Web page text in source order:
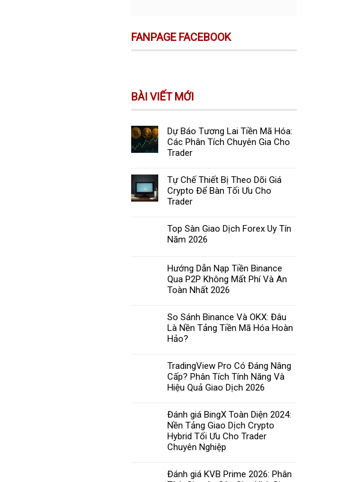
FANPAGE FACEBOOK
BÀI VIẾT MỚI
Dự Báo Tương Lai Tiền Mã Hóa:
Các Phân Tích Chuyên Gia Cho
Trader
Tự Chế Thiết Bị Theo Dõi Giá
Crypto Để Bàn Tối Ưu Cho
Trader
Top Sàn Giao Dịch Forex Uy Tín
Năm 2026
Hướng Dẫn Nạp Tiền Binance
Qua P2P Không Mất Phí Và An
Toàn Nhất 2026
So Sánh Binance Và OKX: Đâu
Là Nền Tảng Tiền Mã Hóa Hoàn
Hảo?
TradingView Pro Có Đáng Nâng
Cấp? Phân Tích Tính Năng Và
Hiệu Quả Giao Dịch 2026
Đánh giá BingX Toàn Diện 2024:
Nền Tảng Giao Dịch Crypto
Hybrid Tối Ưu Cho Trader
Chuyên Nghiệp
Đánh giá KVB Prime 2026: Phân